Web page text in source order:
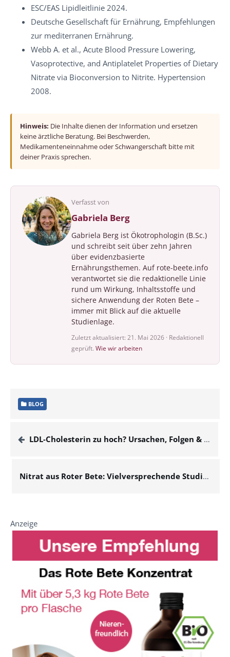
ESC/EAS Lipidleitlinie 2024.
Deutsche Gesellschaft für Ernährung, Empfehlungen
zur mediterranen Ernährung.
Webb A. et al., Acute Blood Pressure Lowering,
Vasoprotective, and Antiplatelet Properties of Dietary
Nitrate via Bioconversion to Nitrite. Hypertension
2008.
Hinweis: Die Inhalte dienen der Information und ersetzen
keine ärztliche Beratung. Bei Beschwerden,
Medikamenteneinnahme oder Schwangerschaft bitte mit
deiner Praxis sprechen.
Verfasst von
Gabriela Berg
Gabriela Berg ist Ökotrophologin (B.Sc.)
und schreibt seit über zehn Jahren
über evidenzbasierte
Ernährungsthemen. Auf rote-beete.info
verantwortet sie die redaktionelle Linie
rund um Wirkung, Inhaltsstoffe und
sichere Anwendung der Roten Bete –
immer mit Blick auf die aktuelle
Studienlage.
Zuletzt aktualisiert: 21. Mai 2026 · Redaktionell
geprüft. Wie wir arbeiten
BLOG
LDL-Cholesterin zu hoch? Ursachen, Folgen & natürliche Hausmittel
Nitrat aus Roter Bete: Vielversprechende Studienlage
Anzeige